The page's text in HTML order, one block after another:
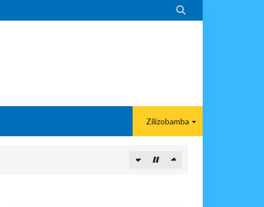

Zilizobamba